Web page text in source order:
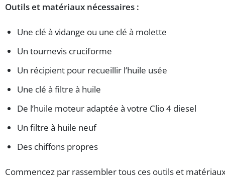
Outils et matériaux nécessaires :
Une clé à vidange ou une clé à molette
Un tournevis cruciforme
Un récipient pour recueillir l’huile usée
Une clé à filtre à huile
De l’huile moteur adaptée à votre Clio 4 diesel
Un filtre à huile neuf
Des chiffons propres
Commencez par rassembler tous ces outils et